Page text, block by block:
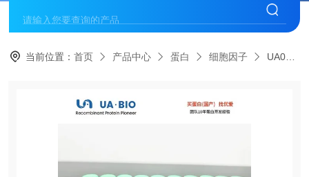
当前位置：首页 产品中心 蛋白 细胞因子 UA040107IL-19 蛋白（小鼠源）